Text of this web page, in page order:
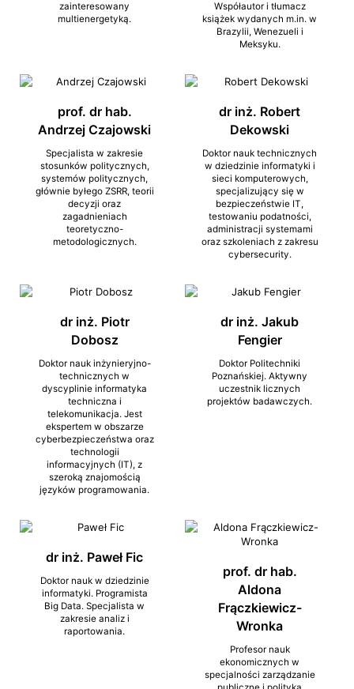
zainteresowany
multienergetyką.
Współautor i tłumacz
książek wydanych m.in. w
Brazylii, Wenezueli i
Meksyku.
prof. dr hab.
Andrzej Czajowski
Specjalista w zakresie
stosunków politycznych,
systemów politycznych,
głównie byłego ZSRR, teorii
decyzji oraz
zagadnieniach
teoretyczno-
metodologicznych.
dr inż. Robert
Dekowski
Doktor nauk technicznych
w dziedzinie informatyki i
sieci komputerowych,
specjalizujący się w
bezpieczeństwie IT,
testowaniu podatności,
administracji systemami
oraz szkoleniach z zakresu
cybersecurity.
dr inż. Piotr
Dobosz
Doktor nauk inżynieryjno-
technicznych w
dyscyplinie informatyka
techniczna i
telekomunikacja. Jest
ekspertem w obszarze
cyberbezpieczeństwa oraz
technologii
informacyjnych (IT), z
szeroką znajomością
języków programowania.
dr inż. Jakub
Fengier
Doktor Politechniki
Poznańskiej. Aktywny
uczestnik licznych
projektów badawczych.
dr inż. Paweł Fic
Doktor nauk w dziedzinie
informatyki. Programista
Big Data. Specjalista w
zakresie analiz i
raportowania.
prof. dr hab.
Aldona
Frączkiewicz-
Wronka
Profesor nauk
ekonomicznych w
specjalności zarządzanie